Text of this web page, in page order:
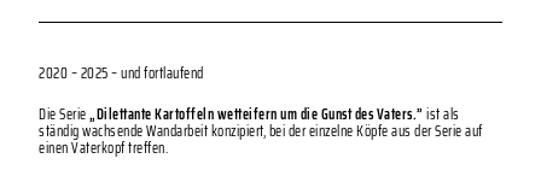
2020 – 2025 – und fortlaufend
Die Serie„Dilettante Kartoffeln wetteifern um die Gunst des Vaters.” ist als
ständig wachsende Wandarbeit konzipiert, bei der einzelne Köpfe aus der Serie auf
einen Vaterkopf treffen.